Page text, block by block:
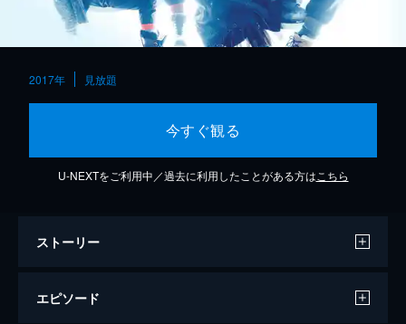
2017年 見放題
今すぐ観る
U-NEXTをご利用中／過去に利用したことがある方は こちら
ストーリー
エピソード